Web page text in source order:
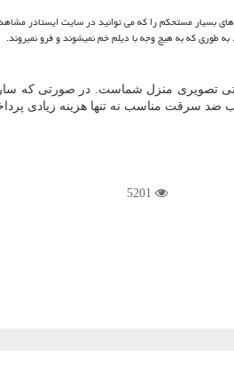
مستحکم را که می توانید در سایت ایستادر
طوری که به هیچ وجه با دیلم خم نمیشوند و فرو نمیروند.
تصویری منزل شماست. در صورتی که
ضد سرقت مناسب نه تنها هزینه زیادی